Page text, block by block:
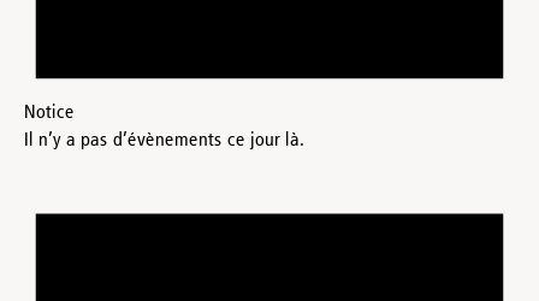
Notice
Il n’y a pas d’évènements ce jour là.